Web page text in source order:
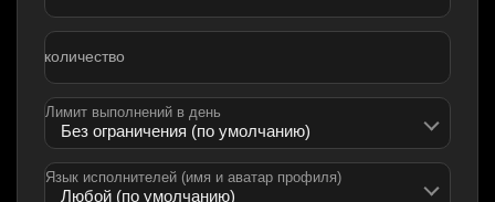
количество
Лимит выполнений в день
Язык исполнителей (имя и аватар профиля)